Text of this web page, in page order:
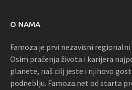
O NAMA
Famoza je prvi nezavisni
Osim praćenja života i karijera
planete, naš cilj jeste i njihovo
podneblju. Famoza.net od starta